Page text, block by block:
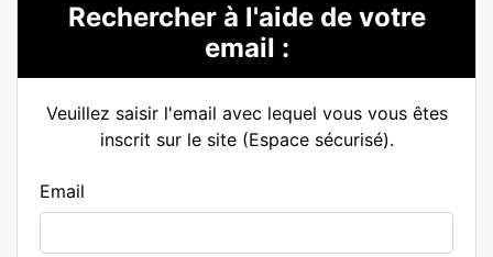
Rechercher à l'aide de votre
email :
Veuillez saisir l'email avec lequel vous vous êtes
inscrit sur le site (Espace sécurisé).
Email